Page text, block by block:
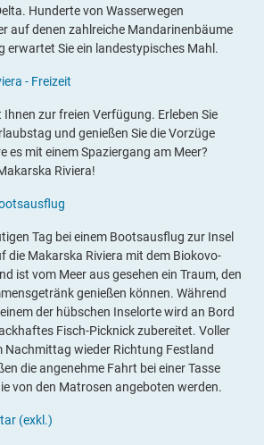
Hunderte von Wasserwegen
auf denen zahlreiche Mandarinenbäume
erwartet Sie ein landestypisches Mahl.
- Freizeit
Ihnen zur freien Verfügung. Erleben Sie
und genießen Sie die Vorzüge
es mit einem Spaziergang am Meer?
Riviera!
Tag bei einem Bootsausflug zur Insel
die Makarska Riviera mit dem Biokovo-
ist vom Meer aus gesehen ein Traum, den
genießen können. Während
der hübschen Inselorte wird an Bord
Fisch-Picknick zubereitet. Voller
Nachmittag wieder Richtung Festland
die angenehme Fahrt bei einer Tasse
von den Matrosen angeboten werden.
(exkl.)